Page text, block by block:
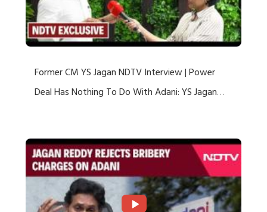
Former CM YS Jagan NDTV Interview | Power
Deal Has Nothing To Do With Adani: YS Jagan